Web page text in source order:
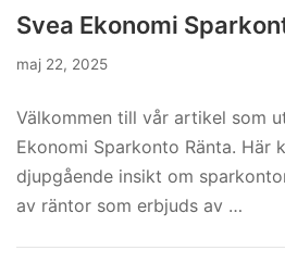
Svea Ekonomi
maj 22, 2025
Välkommen till vår artikel som
Ekonomi Sparkonto Ränta. Här
djupgående insikt om
av räntor som erbjuds av …